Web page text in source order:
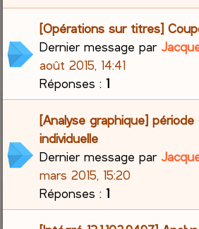
[Opérations sur titres]
Dernier message par
août 2015, 14:41
Réponses :1
[Analyse graphique] période
individuelle
Dernier message par
mars 2015, 15:20
Réponses :1